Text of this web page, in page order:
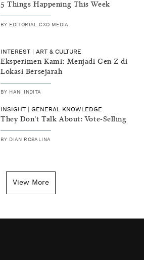
5 Things Happening This Week
BY EDITORIAL CXO MEDIA
INTEREST ART & CULTURE
Eksperimen Kami: Menjadi Gen Z di
Lokasi Bersejarah
BY HANI INDITA
INSIGHT GENERAL KNOWLEDGE
They Don't Talk About: Vote-Selling
BY DIAN ROSALINA
View More